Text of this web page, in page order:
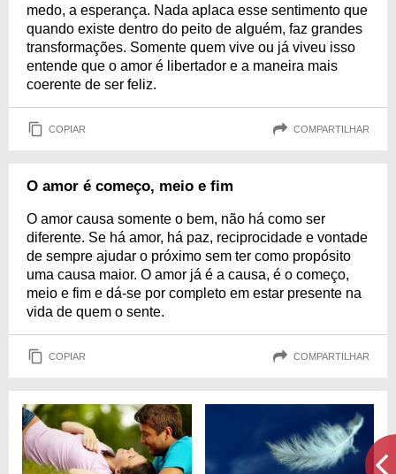
medo, a esperança. Nada aplaca esse sentimento que
quando existe dentro do peito de alguém, faz grandes
transformações. Somente quem vive ou já viveu isso
entende que o amor é libertador e a maneira mais
coerente de ser feliz.
COPIAR COMPARTILHAR
O amor é começo, meio e fim
O amor causa somente o bem, não há como ser
diferente. Se há amor, há paz, reciprocidade e vontade
de sempre ajudar o próximo sem ter como propósito
uma causa maior. O amor já é a causa, é o começo,
meio e fim e dá-se por completo em estar presente na
vida de quem o sente.
COPIAR COMPARTILHAR